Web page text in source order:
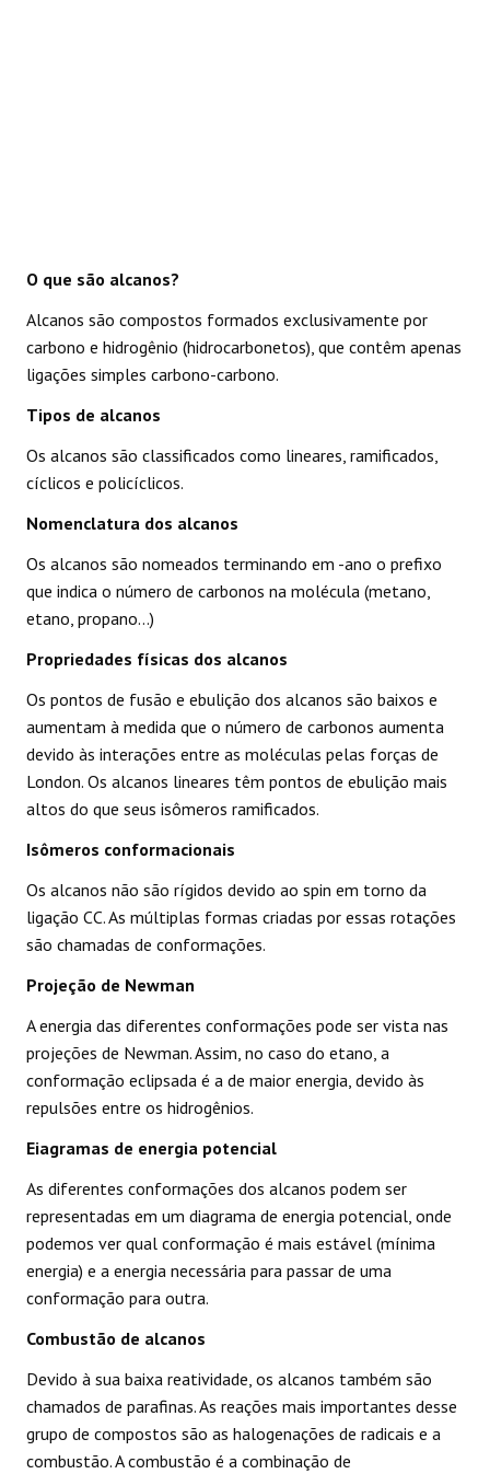
O que são alcanos?
Alcanos são compostos formados exclusivamente por
carbono e hidrogênio (hidrocarbonetos), que contêm apenas
ligações simples carbono-carbono.
Tipos de alcanos
Os alcanos são classificados como lineares, ramificados,
cíclicos e policíclicos.
Nomenclatura dos alcanos
Os alcanos são nomeados terminando em -ano o prefixo
que indica o número de carbonos na molécula (metano,
etano, propano...)
Propriedades físicas dos alcanos
Os pontos de fusão e ebulição dos alcanos são baixos e
aumentam à medida que o número de carbonos aumenta
devido às interações entre as moléculas pelas forças de
London. Os alcanos lineares têm pontos de ebulição mais
altos do que seus isômeros ramificados.
Isômeros conformacionais
Os alcanos não são rígidos devido ao spin em torno da
ligação CC. As múltiplas formas criadas por essas rotações
são chamadas de conformações.
Projeção de Newman
A energia das diferentes conformações pode ser vista nas
projeções de Newman. Assim, no caso do etano, a
conformação eclipsada é a de maior energia, devido às
repulsões entre os hidrogênios.
Eiagramas de energia potencial
As diferentes conformações dos alcanos podem ser
representadas em um diagrama de energia potencial, onde
podemos ver qual conformação é mais estável (mínima
energia) e a energia necessária para passar de uma
conformação para outra.
Combustão de alcanos
Devido à sua baixa reatividade, os alcanos também são
chamados de parafinas. As reações mais importantes desse
grupo de compostos são as halogenações de radicais e a
combustão. A combustão é a combinação de